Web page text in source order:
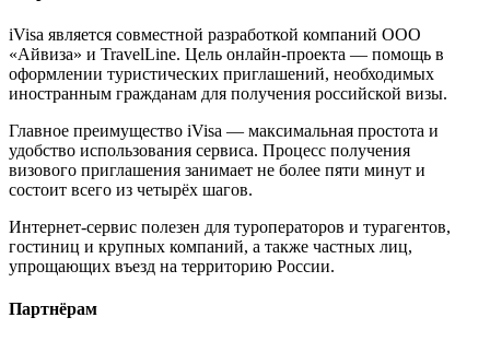
iVisa является совместной разработкой компаний ООО
«Айвиза» и TravelLine. Цель онлайн-проекта — помощь в
оформлении туристических приглашений, необходимых
иностранным гражданам для получения российской визы.
Главное преимущество iVisa — максимальная простота и
удобство использования сервиса. Процесс получения
визового приглашения занимает не более пяти минут и
состоит всего из четырёх шагов.
Интернет-сервис полезен для туроператоров и турагентов,
гостиниц и крупных компаний, а также частных лиц,
упрощающих въезд на территорию России.
Партнёрам